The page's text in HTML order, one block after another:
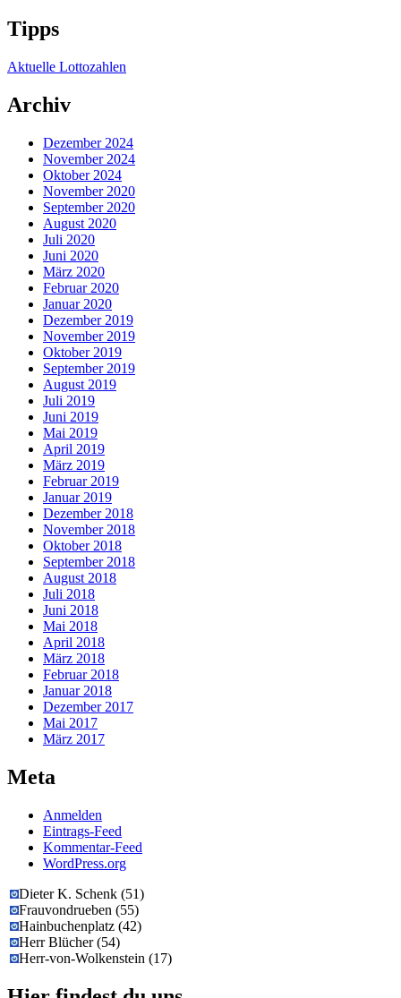
Tipps
Aktuelle Lottozahlen
Archiv
Dezember 2024
November 2024
Oktober 2024
November 2020
September 2020
August 2020
Juli 2020
Juni 2020
März 2020
Februar 2020
Januar 2020
Dezember 2019
November 2019
Oktober 2019
September 2019
August 2019
Juli 2019
Juni 2019
Mai 2019
April 2019
März 2019
Februar 2019
Januar 2019
Dezember 2018
November 2018
Oktober 2018
September 2018
August 2018
Juli 2018
Juni 2018
Mai 2018
April 2018
März 2018
Februar 2018
Januar 2018
Dezember 2017
Mai 2017
März 2017
Meta
Anmelden
Eintrags-Feed
Kommentar-Feed
WordPress.org
Dieter K. Schenk(51)
Frauvondrueben(55)
Hainbuchenplatz(42)
Herr Blücher(54)
Herr-von-Wolkenstein(17)